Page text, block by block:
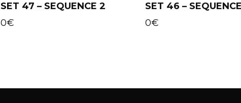
SET 47 – SEQUENCE 2
0€
SET 46 –
0€